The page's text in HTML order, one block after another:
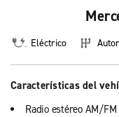
Eléctrico
Características del
Radio estéreo AM/FM